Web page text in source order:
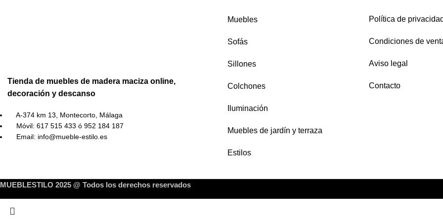
Tienda de muebles de madera maciza online,
decoración y descanso
A-374 km 13, Montecorto, Málaga
Móvil: 617 515 433 ó 952 184 187
Email: info@mueble-estilo.es
Muebles
Sofás
Sillones
Colchones
Iluminación
Muebles de jardín y terraza
Estilos
Política de
Condiciones de
Aviso legal
Contacto
MUEBLESTILO 2025 @ Todos los derechos reservados